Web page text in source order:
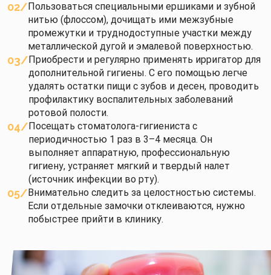
02
Пользоваться специальными ершиками и зубной
нитью (флоссом), дочищать ими межзубные
промежутки и труднодоступные участки между
металлической дугой и эмалевой поверхностью.
03
Приобрести и регулярно применять ирригатор для
дополнительной гигиены. С его помощью легче
удалять остатки пищи с зубов и десен, проводить
профилактику воспалительных заболеваний
ротовой полости.
04
Посещать стоматолога-гигиениста с
периодичностью 1 раз в 3–4 месяца. Он
выполняет аппаратную, профессиональную
гигиену, устраняет мягкий и твердый налет
(источник инфекции во рту).
05
Внимательно следить за целостностью системы.
Если отдельные замочки отклеиваются, нужно
побыстрее прийти в клинику.